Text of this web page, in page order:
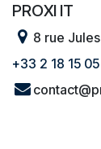
PROXI IT
8 rue Jules
+33 2 18 15